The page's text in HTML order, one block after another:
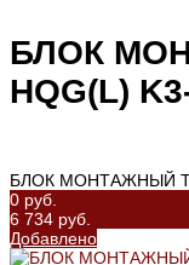
БЛОК
HQG(L)
БЛОК МОНТАЖНЫЙ
0 руб.
6 734 руб.
Добавлено